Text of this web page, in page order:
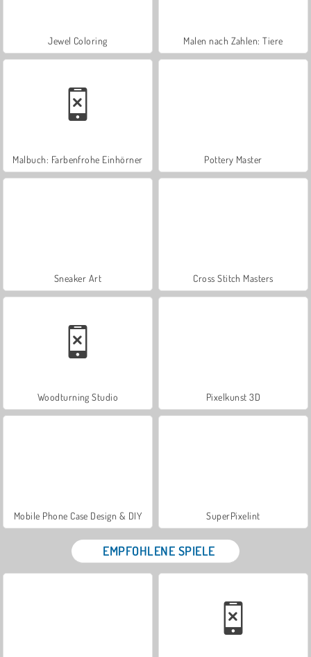
Jewel Coloring Malen nach Zahlen: Tiere
Malbuch: Farbenfrohe Einhörner Pottery Master
Sneaker Art Cross Stitch Masters
Woodturning Studio Pixelkunst 3D
Mobile Phone Case Design & DIY SuperPixelint
EMPFOHLENE SPIELE